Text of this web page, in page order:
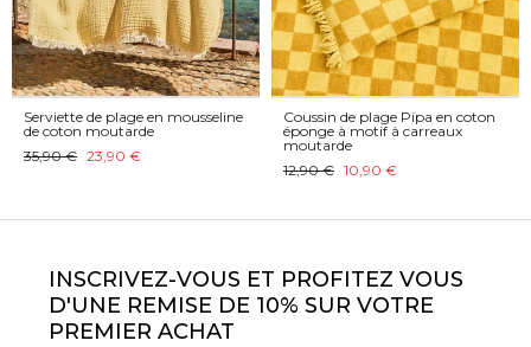
Serviette de plage en mousseline
de coton moutarde
35,90 € 23,90 €
Coussin de plage Pipa en coton
éponge à motif à carreaux
moutarde
12,90 € 10,90 €
INSCRIVEZ-VOUS ET PROFITEZ VOUS
D'UNE REMISE DE 10% SUR VOTRE
PREMIER ACHAT